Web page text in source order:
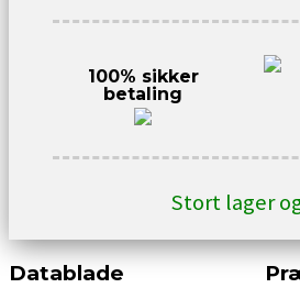
100% sikker
betaling
Stort lager
Datablade